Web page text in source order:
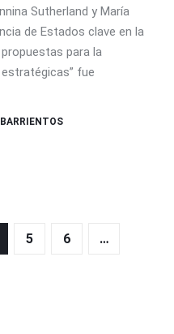
Sutherland y María
de Estados clave en la
para la
fue
PAGE
5 PAGE
6 …